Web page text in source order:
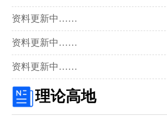
资料更新中……
资料更新中……
资料更新中……
理论高地